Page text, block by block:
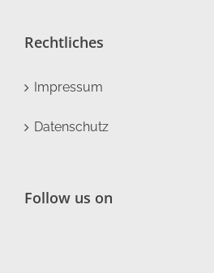
Rechtliches
Impressum
Datenschutz
Follow us on